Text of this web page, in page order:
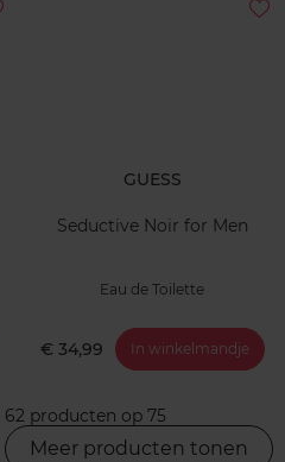
GUESS
Seductive Noir for Men
Eau de Toilette
€ 34,99 In winkelmandje
62 producten op 75
Meer producten tonen